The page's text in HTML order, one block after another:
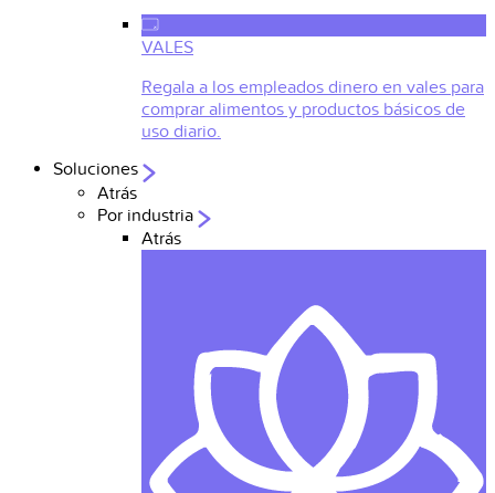
VALES
Regala a los empleados dinero en vales para
comprar alimentos y productos básicos de
uso diario.
Soluciones
Atrás
Por industria
Atrás